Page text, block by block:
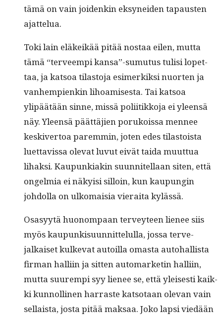
tämä on vain joidenkin eksynei­den tapausten
ajattelua.
Toki lain eläkeikää pitää nos­taa eilen, mut­ta
tämä “ter­veem­pi kansa”-sumutus tulisi lopet­
taa, ja kat­soa tilas­to­ja esimerkik­si nuorten ja
van­hempi­enkin lihoamis­es­ta. Tai kat­soa
ylipäätään sinne, mis­sä poli­itikko­ja ei yleen­sä
näy. Yleen­sä päät­täjien porukois­sa men­nee
keskiver­toa parem­min, joten edes tilas­toista
luet­tavis­sa ole­vat luvut eivät tai­da muut­tua
lihak­si. Kaupunki­akin suun­nitel­laan siten, että
ongelmia ei näky­isi sil­loin, kun kaupun­gin
johdol­la on ulko­maisia vierai­ta kylässä.
Osasyytä huonom­paan ter­vey­teen lie­nee siis
myös kaupunkisu­un­nit­telul­la, jos­sa ter­ve­
jalkaiset kulke­vat autoil­la omas­ta auto­hal­lista
fir­man hal­li­in ja sit­ten automar­ketin hal­li­in,
mut­ta suurem­pi syy lie­nee se, että yleis­es­ti kaik­
ki kun­nolli­nen har­raste kat­so­taan ole­van vain
sel­l­aista, jos­ta pitää mak­saa. Joko lap­si viedään